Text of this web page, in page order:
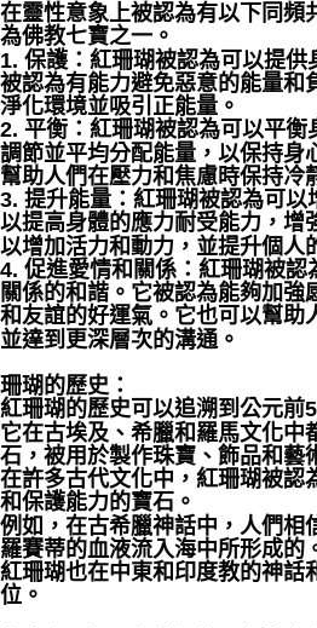
在靈性意象上被認為有以下同頻
為佛教七寶之一。
1. 保護：紅珊瑚被認為可以提供
被認為有能力避免惡意的能量和
淨化環境並吸引正能量。
2. 平衡：紅珊瑚被認為可以平衡
調節並平均分配能量，以保持身
幫助人們在壓力和焦慮時保持冷
3. 提升能量：紅珊瑚被認為可以
以提高身體的應力耐受能力，增
以增加活力和動力，並提升個人
4. 促進愛情和關係：紅珊瑚被認
關係的和諧。它被認為能夠加強
和友誼的好運氣。它也可以幫助
並達到更深層次的溝通。
珊瑚的歷史：
紅珊瑚的歷史可以追溯到公元前
它在古埃及、希臘和羅馬文化中
石，被用於製作珠寶、飾品和藝
在許多古代文化中，紅珊瑚被認
和保護能力的寶石。
例如，在古希臘神話中，人們相
羅賽蒂的血液流入海中所形成的
紅珊瑚也在中東和印度教的神話
位。